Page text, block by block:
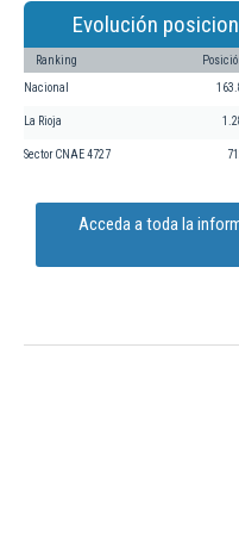
Evolución
Ranking
Nacional
La Rioja
Sector CNAE 4727
Acceda a toda la